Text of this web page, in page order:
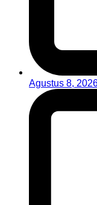
Agustus 8,